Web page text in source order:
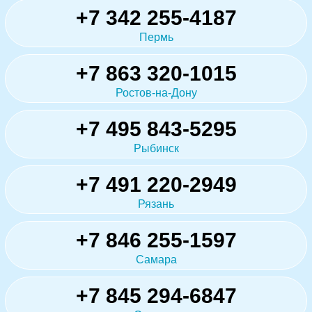
+7 342 255-4187
Пермь
+7 863 320-1015
Ростов-на-Дону
+7 495 843-5295
Рыбинск
+7 491 220-2949
Рязань
+7 846 255-1597
Самара
+7 845 294-6847